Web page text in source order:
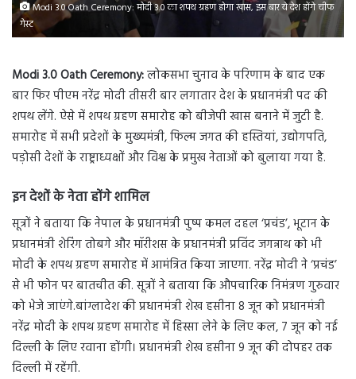
Modi 3.0 Oath Ceremony: मोदी 3.0 का शपथ ग्रहण होगा खास, इस बार ये देश होंगे चीफ
गेस्ट
Modi 3.0 Oath Ceremony:लोकसभा चुनाव के परिणाम के बाद एक
बार फिर पीएम नरेंद्र मोदी तीसरी बार लगातार देश के प्रधानमंत्री पद की
शपथ लेंगे. ऐसे में शपथ ग्रहण समारोह को बीजेपी खास बनाने में जुटी है.
समारोह में सभी प्रदेशों के मुख्यमंत्री, फिल्म जगत की हस्तियां, उद्योगपति,
पड़ोसी देशों के राष्ट्राध्यक्षों और विश्व के प्रमुख नेताओं को बुलाया गया है.
इन देशों के नेता होंगे शामिल
सूत्रों ने बताया कि नेपाल के प्रधानमंत्री पुष्प कमल दहल ‘प्रचंड’, भूटान के
प्रधानमंत्री शेरिंग तोबगे और मॉरीशस के प्रधानमंत्री प्रविंद जगन्नाथ को भी
मोदी के शपथ ग्रहण समारोह में आमंत्रित किया जाएगा. नरेंद्र मोदी ने ‘प्रचंड’
से भी फोन पर बातचीत की. सूत्रों ने बताया कि औपचारिक निमंत्रण गुरुवार
को भेजे जाएंगे.बांग्लादेश की प्रधानमंत्री शेख हसीना 8 जून को प्रधानमंत्री
नरेंद्र मोदी के शपथ ग्रहण समारोह में हिस्सा लेने के लिए कल, 7 जून को नई
दिल्ली के लिए रवाना होंगी। प्रधानमंत्री शेख हसीना 9 जून की दोपहर तक
दिल्ली में रहेंगी.